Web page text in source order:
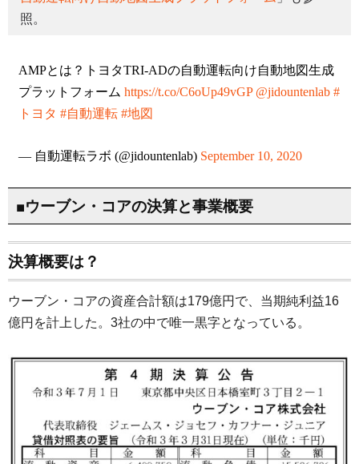
照。
AMPとは？トヨタTRI-ADの自動運転向け自動地図生成
プラットフォーム https://t.co/C6oUp49vGP @jidountenlab #
トヨタ #自動運転 #地図
— 自動運転ラボ (@jidountenlab) September 10, 2020
■ウーブン・コアの決算と事業概要
決算概要は？
ウーブン・コアの資産合計額は179億円で、当期純利益16
億円を計上した。3社の中で唯一黒字となっている。